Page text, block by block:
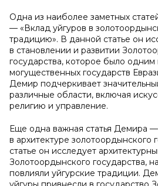
Одна из наиболее заметных
— «Вклад уйгуров в
традицию». В данной статье он
в становлении и развитии
государства, которое было одним
могущественных государств
Демир подчеркивает
различные области, включая
религию и управление.
Еще одна важная статья Демира
в архитектуре золотоордынского
статье он исследует
Золотоордынского государства,
повлияли уйгурские традиции.